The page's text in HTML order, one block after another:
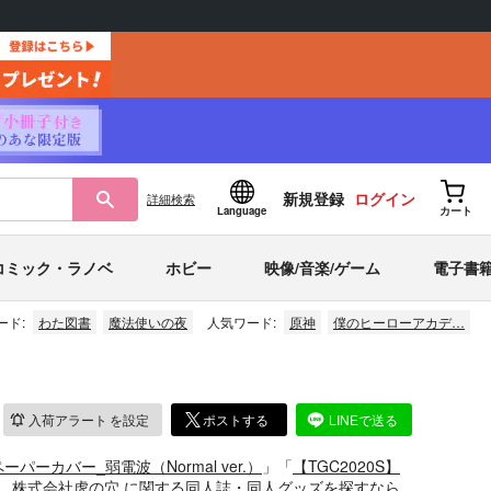
詳細検索
Language
新規登録 ログイン
カート
ミック・ラノベ ホビー 映像/音楽/ゲーム 電子書
ド: わた図書 魔法使いの夜 人気ワード: 原神 僕のヒーローアカデ…
入荷アラート を設定 ポストする LINEで送る
パーカバー_弱電波（Normal ver.） 」「 【TGC2020S】
株式会社虎の穴 に関する同人誌・同人グッズを探すなら